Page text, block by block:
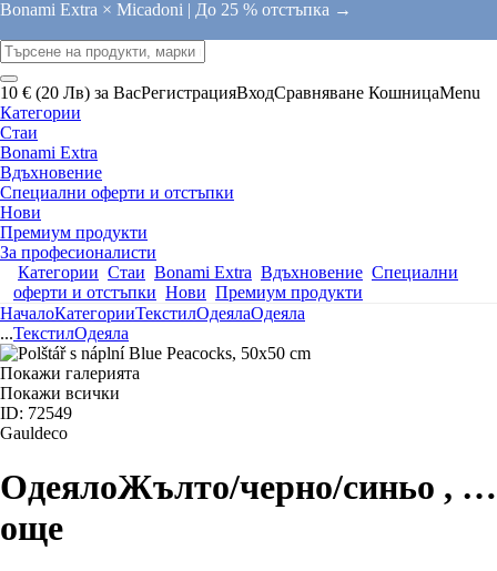
Bonami Extra × Micadoni | До 25 % отстъпка →
10 € (20 Лв) за ВасРегистрацияВходСравняване КошницаMenu
Категории
Стаи
Bonami Extra
Вдъхновение
Специални оферти и отстъпки
Нови
Премиум продукти
За професионалисти
Категории Стаи Bonami Extra Вдъхновение Специални
оферти и отстъпки Нови Премиум продукти
НачалоКатегорииТекстилОдеялаОдеяла
...ТекстилОдеяла
Покажи галерията
Покажи всички
ID: 72549
Gauldeco
ОдеялоЖълто/черно/синьо , …
още